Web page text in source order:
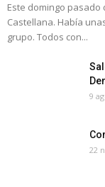
Este domingo pasado
Castellana. Había
grupo. Todos con...
9
22